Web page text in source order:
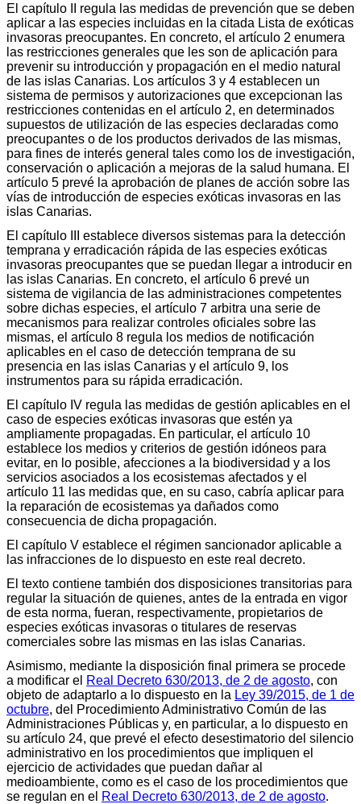
El capítulo II regula las medidas de prevención que se deben
aplicar a las especies incluidas en la citada Lista de exóticas
invasoras preocupantes. En concreto, el artículo 2 enumera
las restricciones generales que les son de aplicación para
prevenir su introducción y propagación en el medio natural
de las islas Canarias. Los artículos 3 y 4 establecen un
sistema de permisos y autorizaciones que excepcionan las
restricciones contenidas en el artículo 2, en determinados
supuestos de utilización de las especies declaradas como
preocupantes o de los productos derivados de las mismas,
para fines de interés general tales como los de investigación,
conservación o aplicación a mejoras de la salud humana. El
artículo 5 prevé la aprobación de planes de acción sobre las
vías de introducción de especies exóticas invasoras en las
islas Canarias.
El capítulo III establece diversos sistemas para la detección
temprana y erradicación rápida de las especies exóticas
invasoras preocupantes que se puedan llegar a introducir en
las islas Canarias. En concreto, el artículo 6 prevé un
sistema de vigilancia de las administraciones competentes
sobre dichas especies, el artículo 7 arbitra una serie de
mecanismos para realizar controles oficiales sobre las
mismas, el artículo 8 regula los medios de notificación
aplicables en el caso de detección temprana de su
presencia en las islas Canarias y el artículo 9, los
instrumentos para su rápida erradicación.
El capítulo IV regula las medidas de gestión aplicables en el
caso de especies exóticas invasoras que estén ya
ampliamente propagadas. En particular, el artículo 10
establece los medios y criterios de gestión idóneos para
evitar, en lo posible, afecciones a la biodiversidad y a los
servicios asociados a los ecosistemas afectados y el
artículo 11 las medidas que, en su caso, cabría aplicar para
la reparación de ecosistemas ya dañados como
consecuencia de dicha propagación.
El capítulo V establece el régimen sancionador aplicable a
las infracciones de lo dispuesto en este real decreto.
El texto contiene también dos disposiciones transitorias para
regular la situación de quienes, antes de la entrada en vigor
de esta norma, fueran, respectivamente, propietarios de
especies exóticas invasoras o titulares de reservas
comerciales sobre las mismas en las islas Canarias.
Asimismo, mediante la disposición final primera se procede
a modificar el Real Decreto 630/2013, de 2 de agosto, con
objeto de adaptarlo a lo dispuesto en la Ley 39/2015, de 1 de
octubre, del Procedimiento Administrativo Común de las
Administraciones Públicas y, en particular, a lo dispuesto en
su artículo 24, que prevé el efecto desestimatorio del silencio
administrativo en los procedimientos que impliquen el
ejercicio de actividades que puedan dañar al
medioambiente, como es el caso de los procedimientos que
se regulan en el Real Decreto 630/2013, de 2 de agosto.